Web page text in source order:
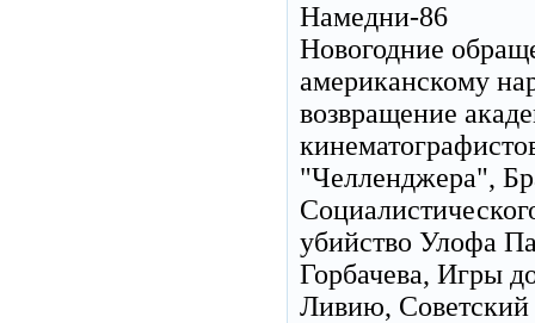
Намедни-86
Новогодние
американскому
возвращение
"Челленджера",
убийство Улофа
Горбачева, Игры
Ливию,